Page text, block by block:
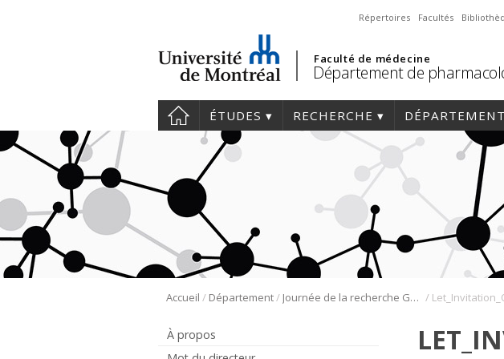
Répertoires Facultés
Faculté de médecine
Département de
ÉTUDES RECHERCHE DÉPARTEMENT
Accueil / Département/ Journée de la recherche Gabriel L. Plaa /
À propos